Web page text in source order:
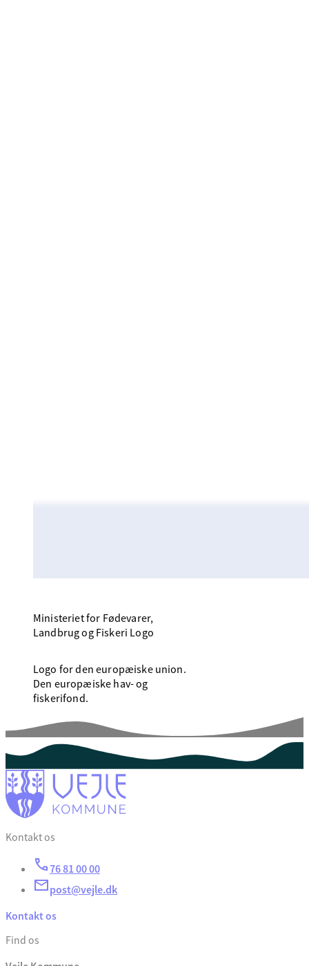
Ministeriet for Fødevarer,
Landbrug og Fiskeri Logo
Logo for den europæiske union.
Den europæiske hav- og
fiskerifond.
Kontakt os
76 81 00 00
post@vejle.dk
Kontakt os
Find os